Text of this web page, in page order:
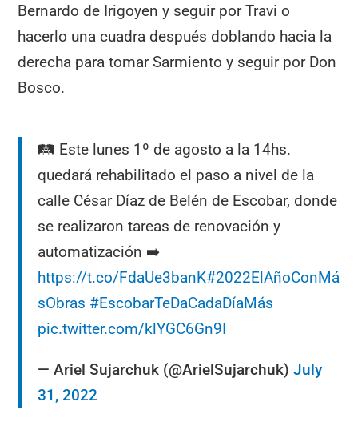
Bernardo de Irigoyen y seguir por Travi o
hacerlo una cuadra después doblando hacia la
derecha para tomar Sarmiento y seguir por Don
Bosco.
🛤 Este lunes 1º de agosto a la 14hs.
quedará rehabilitado el paso a nivel de la
calle César Díaz de Belén de Escobar, donde
se realizaron tareas de renovación y
automatización ➡️
https://t.co/FdaUe3banK#2022ElAñoConMá
sObras #EscobarTeDaCadaDíaMás
pic.twitter.com/klYGC6Gn9I
— Ariel Sujarchuk (@ArielSujarchuk)July
31, 2022